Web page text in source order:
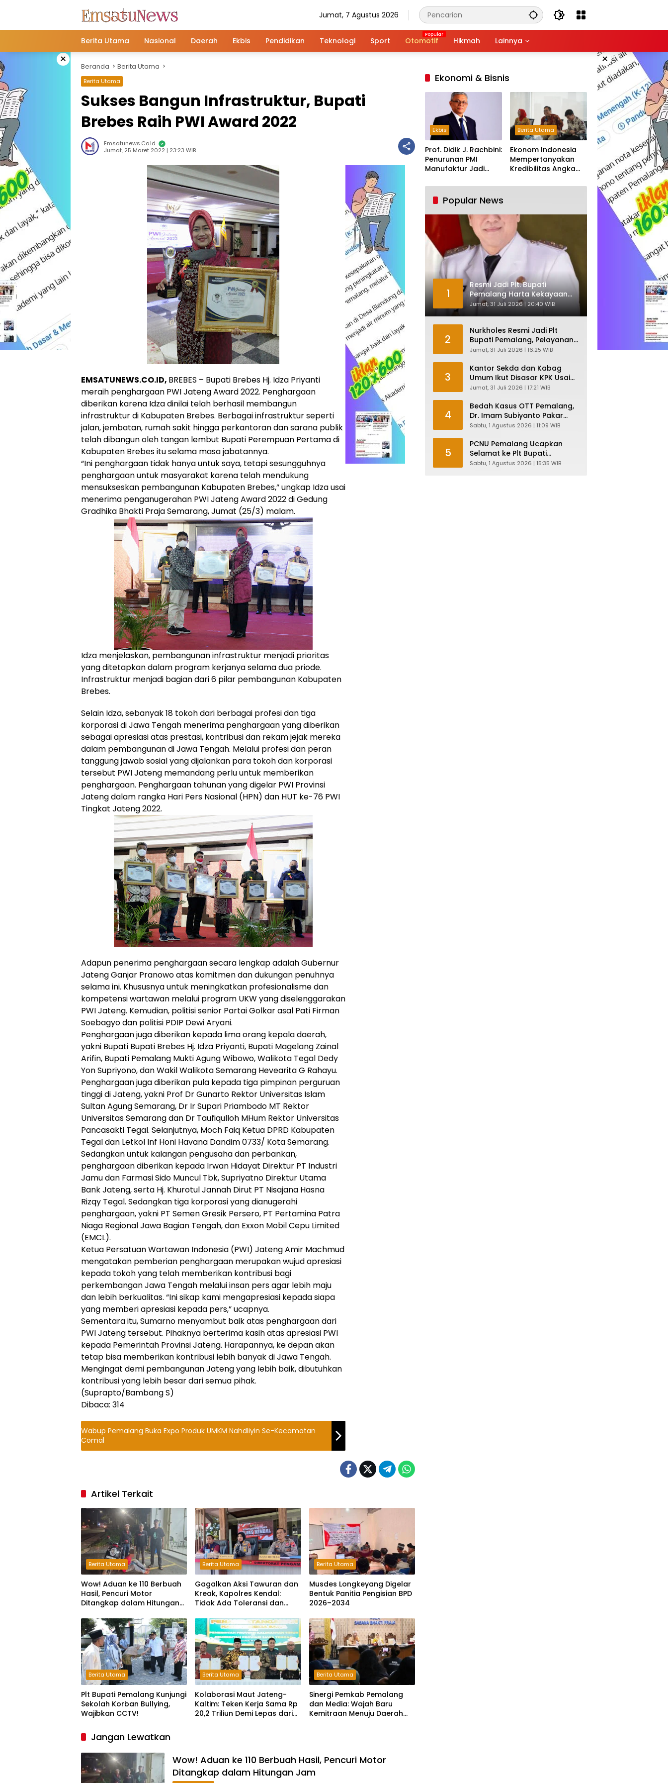
Jumat, 7 Agustus 2026
Berita Utama Nasional Daerah Ekbis Pendidikan Teknologi Sport Otomotif Hikmah Lainnya
× ×
Beranda Berita Utama
Berita Utama
Sukses Bangun Infrastruktur, Bupati
Brebes Raih PWI Award 2022
Emsatunews.co.id
Jumat, 25 Maret 2022 | 23:23 WIB
EMSATUNEWS.CO.ID, BREBES – Bupati Brebes Hj. Idza Priyanti
meraih penghargaan PWI Jateng Award 2022. Penghargaan
diberikan karena Idza dinilai telah berhasil membangun
infrastruktur di Kabupaten Brebes. Berbagai infrastruktur seperti
jalan, jembatan, rumah sakit hingga perkantoran dan sarana publik
telah dibangun oleh tangan lembut Bupati Perempuan Pertama di
Kabupaten Brebes itu selama masa jabatannya.
“Ini penghargaan tidak hanya untuk saya, tetapi sesungguhnya
penghargaan untuk masyarakat karena telah mendukung
mensukseskan pembangunan Kabupaten Brebes,” ungkap Idza usai
menerima penganugerahan PWI Jateng Award 2022 di Gedung
Gradhika Bhakti Praja Semarang, Jumat (25/3) malam.
Idza menjelaskan, pembangunan infrastruktur menjadi prioritas
yang ditetapkan dalam program kerjanya selama dua priode.
Infrastruktur menjadi bagian dari 6 pilar pembangunan Kabupaten
Brebes.
Selain Idza, sebanyak 18 tokoh dari berbagai profesi dan tiga
korporasi di Jawa Tengah menerima penghargaan yang diberikan
sebagai apresiasi atas prestasi, kontribusi dan rekam jejak mereka
dalam pembangunan di Jawa Tengah. Melalui profesi dan peran
tanggung jawab sosial yang dijalankan para tokoh dan korporasi
tersebut PWI Jateng memandang perlu untuk memberikan
penghargaan. Penghargaan tahunan yang digelar PWI Provinsi
Jateng dalam rangka Hari Pers Nasional (HPN) dan HUT ke-76 PWI
Tingkat Jateng 2022.
Adapun penerima penghargaan secara lengkap adalah Gubernur
Jateng Ganjar Pranowo atas komitmen dan dukungan penuhnya
selama ini. Khususnya untuk meningkatkan profesionalisme dan
kompetensi wartawan melalui program UKW yang diselenggarakan
PWI Jateng. Kemudian, politisi senior Partai Golkar asal Pati Firman
Soebagyo dan politisi PDIP Dewi Aryani.
Penghargaan juga diberikan kepada lima orang kepala daerah,
yakni Bupati Bupati Brebes Hj. Idza Priyanti, Bupati Magelang Zainal
Arifin, Bupati Pemalang Mukti Agung Wibowo, Walikota Tegal Dedy
Yon Supriyono, dan Wakil Walikota Semarang Hevearita G Rahayu.
Penghargaan juga diberikan pula kepada tiga pimpinan perguruan
tinggi di Jateng, yakni Prof Dr Gunarto Rektor Universitas Islam
Sultan Agung Semarang, Dr Ir Supari Priambodo MT Rektor
Universitas Semarang dan Dr Taufiqulloh MHum Rektor Universitas
Pancasakti Tegal. Selanjutnya, Moch Faiq Ketua DPRD Kabupaten
Tegal dan Letkol Inf Honi Havana Dandim 0733/ Kota Semarang.
Sedangkan untuk kalangan pengusaha dan perbankan,
penghargaan diberikan kepada Irwan Hidayat Direktur PT Industri
Jamu dan Farmasi Sido Muncul Tbk, Supriyatno Direktur Utama
Bank Jateng, serta Hj. Khurotul Jannah Dirut PT Nisajana Hasna
Rizqy Tegal. Sedangkan tiga korporasi yang dianugerahi
penghargaan, yakni PT Semen Gresik Persero, PT Pertamina Patra
Niaga Regional Jawa Bagian Tengah, dan Exxon Mobil Cepu Limited
(EMCL).
Ketua Persatuan Wartawan Indonesia (PWI) Jateng Amir Machmud
mengatakan pemberian penghargaan merupakan wujud apresiasi
kepada tokoh yang telah memberikan kontribusi bagi
perkembangan Jawa Tengah melalui insan pers agar lebih maju
dan lebih berkualitas. “Ini sikap kami mengapresiasi kepada siapa
yang memberi apresiasi kepada pers,” ucapnya.
Sementara itu, Sumarno menyambut baik atas penghargaan dari
PWI Jateng tersebut. Pihaknya berterima kasih atas apresiasi PWI
kepada Pemerintah Provinsi Jateng. Harapannya, ke depan akan
tetap bisa memberikan kontribusi lebih banyak di Jawa Tengah.
Mengingat demi pembangunan Jateng yang lebih baik, dibutuhkan
kontribusi yang lebih besar dari semua pihak.
(Suprapto/Bambang S)
Dibaca: 314
Wabup Pemalang Buka Expo Produk UMKM Nahdliyin Se-Kecamatan
Comal
Artikel Terkait
Berita Utama
Wow! Aduan ke 110 Berbuah
Hasil, Pencuri Motor
Ditangkap dalam Hitungan
Berita Utama
Gagalkan Aksi Tawuran dan
Kreak, Kapolres Kendal:
Tidak Ada Toleransi dan
Kejahatan Jalanan
Berita Utama
Musdes Longkeyang Digelar
Bentuk Panitia Pengisian BPD
2026–2034
Berita Utama
Plt Bupati Pemalang Kunjungi
Sekolah Korban Bullying,
Wajibkan CCTV!
Berita Utama
Kolaborasi Maut Jateng-
Kaltim: Teken Kerja Sama Rp
20,2 Triliun Demi Lepas dari
Berita Utama
Sinergi Pemkab Pemalang
dan Media: Wajah Baru
Kemitraan Menuju Daerah
Jangan Lewatkan
Wow! Aduan ke 110 Berbuah Hasil, Pencuri Motor
Ditangkap dalam Hitungan Jam
Ekonomi & Bisnis
Ekbis
Prof. Didik J. Rachbini:
Penurunan PMI
Manufaktur Jadi
Industri Nasional
Berita Utama
Ekonom Indonesia
Mempertanyakan
Kredibilitas Angka
Tumbuh Tapi Rapuh
Popular News
1
Resmi Jadi Plt. Bupati
Pemalang Harta Kekayaan
Nurkholes Sentuh Rp 12 Miliar
Jumat, 31 Juli 2026 | 20:40 WIB
2
Nurkholes Resmi Jadi Plt
Bupati Pemalang, Pelayanan
Publik Dijamin Tetap Lancar
Jumat, 31 Juli 2026 | 16:25 WIB
3
Kantor Sekda dan Kabag
Umum Ikut Disasar KPK Usai
Geledah Kantor Bupati
Jumat, 31 Juli 2026 | 17:21 WIB
4
Bedah Kasus OTT Pemalang,
Dr. Imam Subiyanto Pakar
Hukum Ungkap Teori
Sabtu, 1 Agustus 2026 | 11:09 WIB
5
PCNU Pemalang Ucapkan
Selamat ke Plt Bupati
Nurkholes: Pemimpin Adalah
Sabtu, 1 Agustus 2026 | 15:35 WIB